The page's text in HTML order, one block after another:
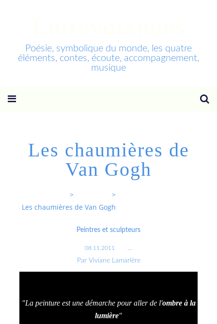
Poésie, symbolique du monde, les quatre
éléments, contes, écoute, accompagnement,
musique
Les chaumières de
Van Gogh
>
>
Les chaumières de Van Gogh
Peintres et sculpteurs
08.11.2011
Par Viviane Lamarlère
"La peinture est une démarche pour aller de l'ombre à la
lumière"